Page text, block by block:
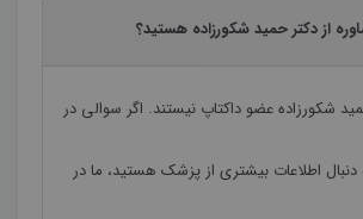
از دکتر حمید شکورزاده هستید؟
شکورزادهعضو داکتاپ نیستند. اگر سوالی در
دنبال اطلاعات بیشتری از پزشک هستید، ما در